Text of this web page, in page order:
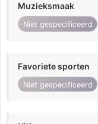
Muzieksmaak
Niet gespecificeerd
Favoriete sporten
Niet gespecificeerd